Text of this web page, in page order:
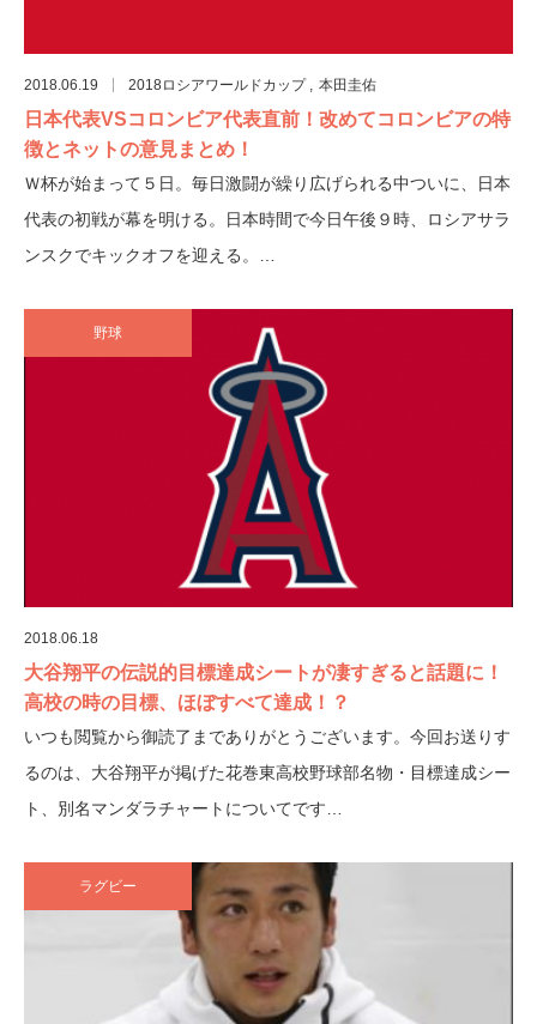
2018.06.19 2018ロシアワールドカップ 本田圭佑
日本代表VSコロンビア代表直前！改めてコロンビアの特
徴とネットの意見まとめ！
Ｗ杯が始まって５日。毎日激闘が繰り広げられる中ついに、日本
代表の初戦が幕を明ける。日本時間で今日午後９時、ロシアサラ
ンスクでキックオフを迎える。…
野球
2018.06.18
大谷翔平の伝説的目標達成シートが凄すぎると話題に！
高校の時の目標、ほぼすべて達成！？
いつも閲覧から御読了までありがとうございます。今回お送りす
るのは、大谷翔平が掲げた花巻東高校野球部名物・目標達成シー
ト、別名マンダラチャートについてです…
ラグビー